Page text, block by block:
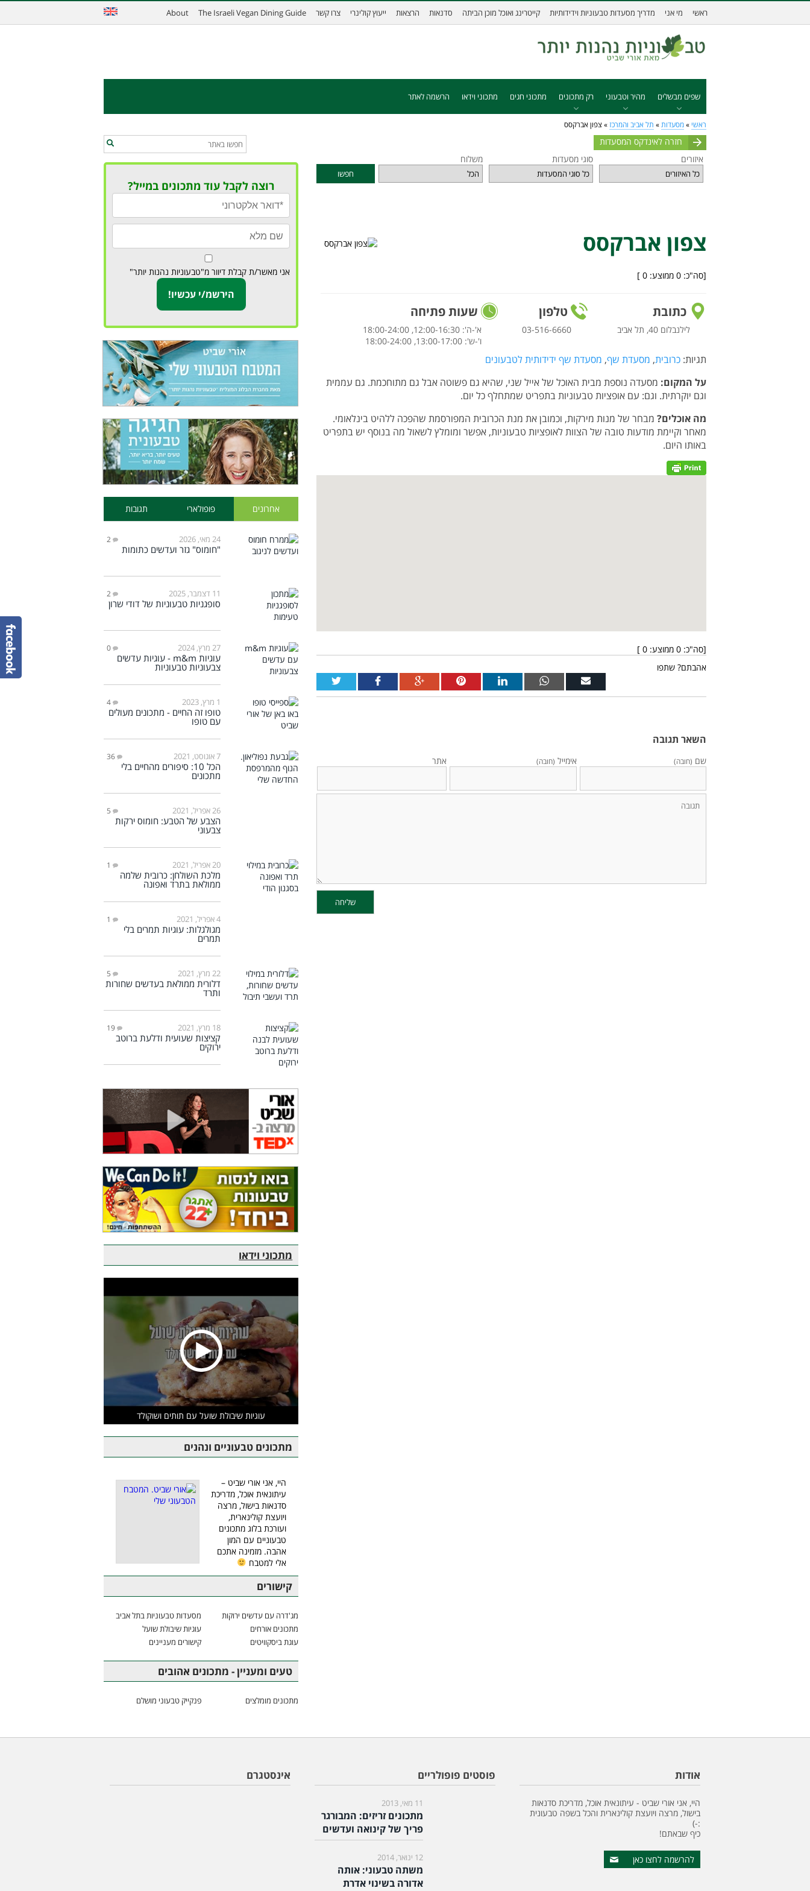
ראשי מי אני מדריך מסעדות טבעוניות וידידותיות קייטרינג ואוכל מוכן הביתה סדנאות הרצאות ייעוץ קולינרי צרו קשר The Israeli Vegan Dining Guide
About
שפים מבשלים מהיר וטבעוני רק מתכונים מתכוני חגים מתכוני וידאו הרשמה לאתר
ראשי » מסעדות » תל אביב והמרכז » צפון אברקסס
חזרה לאינדקס המסעדות
איזורים
סוגי מסעדות משלוח
חפשו
צפון אברקסס
[סה"כ: 0 ממוצע: 0
]
כתובת
לילנבלום 40, תל אביב
טלפון
03-516-6660
שעות פתיחה
א'-ה': 12:00-16:30, 18:00-24:00
ו'-ש': 13:00-17:00, 18:00-24:00
תגיות: כרובית, מסעדת שף, מסעדת שף ידידותית לטבעונים
על המקום: מסעדה נוספת מבית האוכל של אייל שני, שהיא גם פשוטה אבל גם מתוחכמת. גם עממית
וגם יוקרתית. וגם: עם אופציות טבעוניות בתפריט שמתחלף כל יום.
מה אוכלים? מבחר של מנות מירקות, וכמובן את מנת הכרובית המפורסמת שהפכה ללהיט בינלאומי.
מאחר וקיימת מודעות טובה של הצוות לאופציות טבעוניות, אפשר ומומלץ לשאול מה בנוסף יש בתפריט
באותו היום.
[סה"כ: 0 ממוצע: 0
]
אהבתם? שתפו
השאר תגובה
שם (חובה) אימייל (חובה) אתר
רוצה לקבל עוד מתכונים במייל?
אני מאשר/ת קבלת דיוור מ"טבעוניות נהנות יותר"
אחרונים פופולארי תגובות
24 מאי, 2026 2
"חומוס" גזר ועדשים כתומות
11 דצמבר, 2025 2
סופגניות טבעוניות של דודי שרון
27 מרץ, 2024 0
עוגיות m&m - עוגיות עדשים
צבעוניות טבעוניות
1 מרץ, 2023 4
טופו זה החיים - מתכונים מעולים
עם טופו
7 אוגוסט, 2021 36
הכל 10: סיפורים מהחיים בלי
מתכונים
26 אפריל, 2021 5
הצבע של הטבע: חומוס ירקות
צבעוני
20 אפריל, 2021 1
מלכת השולחן: כרובית שלמה
ממולאת בתרד ואפונה
4 אפריל, 2021 1
מגולגלות: עוגיות תמרים בלי
תמרים
22 מרץ, 2021 5
דלורית ממולאת בעדשים שחורות
ותרד
18 מרץ, 2021 19
קציצות שעועית ודלעת ברוטב
ירוקים
מתכוני וידאו
עוגיות שיבולת שועל עם תותים ושוקולד
מתכונים טבעוניים ונהנים
היי, אני אורי שביט –
עיתונאית אוכל, מדריכת
סדנאות בישול, מרצה
ויועצת קולינארית,
ועורכת בלוג מתכונים
טבעוניים עם המון
אהבה. מזמינה אתכם
אלי למטבח
קישורים
מג'דרה עם עדשים ירוקות
מסעדות טבעוניות בתל אביב
מתכונים אורחים
עוגיות שיבולת שועל
עוגת ביסקוויטים
קישורים מעניינים
טעים ומעניין - מתכונים אהובים
מתכונים מומלצים פנקייק טבעוני מושלם
אודות
היי, אני אורי שביט - עיתונאית אוכל, מדריכת סדנאות
בישול, מרצה ויועצת קולינארית והכל בשפה טבעונית
:-)
כיף שבאתם!
להרשמה לחצו כאן
פוסטים פופולריים
11 מאי, 2013
מתכונים זריזים: המבורגר
פריך של קינואה ועדשים
12 ינואר, 2014
משתה טבעוני: אותה
אדורה בשינוי אדרת
אינסטגרם